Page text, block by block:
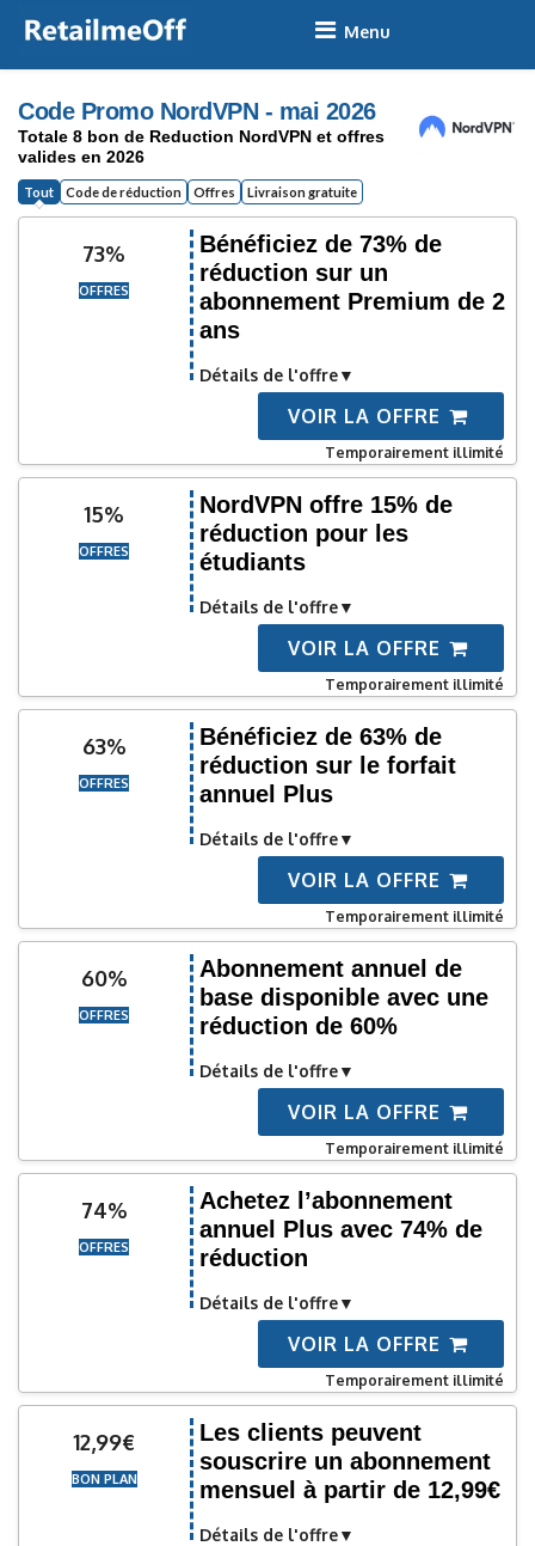
Skip
content
Code Promo NordVPN - mai 2026
Totale 8 bon de Reduction NordVPN et offres
valides en 2026
Tout Code de réduction Offres Livraison gratuite
73%
OFFRES
Bénéficiez de 73% de
réduction sur un
abonnement Premium de 2
ans
Détails de l'offre
VOIR LA OFFRE
Temporairement illimité
15%
OFFRES
NordVPN offre 15% de
réduction pour les
étudiants
Détails de l'offre
VOIR LA OFFRE
Temporairement illimité
63%
OFFRES
Bénéficiez de 63% de
réduction sur le forfait
annuel Plus
Détails de l'offre
VOIR LA OFFRE
Temporairement illimité
60%
OFFRES
Abonnement annuel de
base disponible avec une
réduction de 60%
Détails de l'offre
VOIR LA OFFRE
Temporairement illimité
74%
OFFRES
Achetez l’abonnement
annuel Plus avec 74% de
réduction
Détails de l'offre
VOIR LA OFFRE
Temporairement illimité
12,99€
BON PLAN
Les clients peuvent
souscrire un abonnement
mensuel à partir de 12,99€
Détails de l'offre